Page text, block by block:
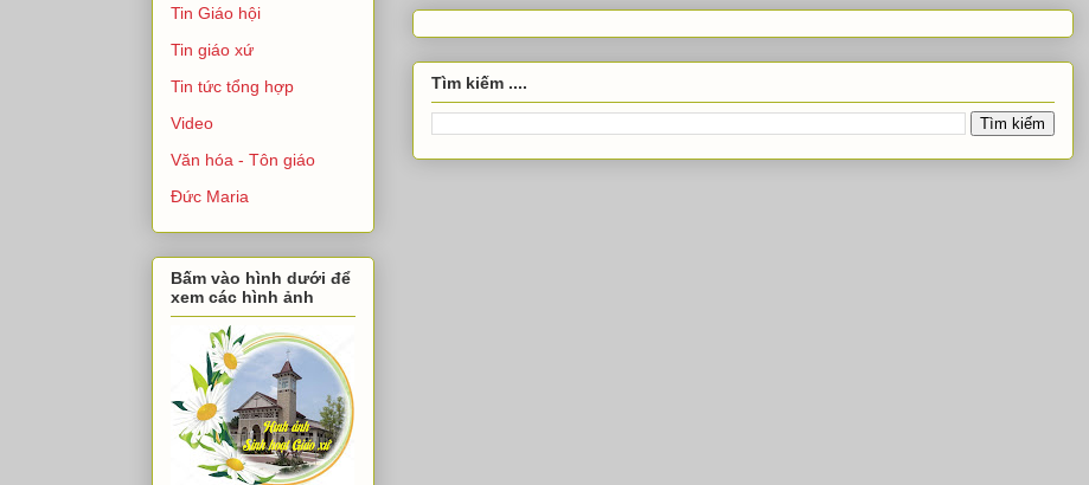
Tìm kiếm ....
Tin Giáo hội
Tin giáo xứ
Tin tức tổng hợp
Video
Văn hóa - Tôn giáo
Đức Maria
Bấm vào hình dưới để
xem các hình ảnh